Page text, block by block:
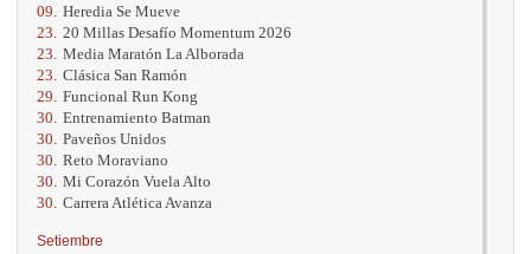
09. Heredia Se Mueve
23. 20 Millas Desafío Momentum 2026
23. Media Maratón La Alborada
23. Clásica San Ramón
29. Funcional Run Kong
30. Entrenamiento Batman
30. Paveños Unidos
30. Reto Moraviano
30. Mi Corazón Vuela Alto
30. Carrera Atlética Avanza
Setiembre